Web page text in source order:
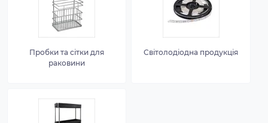
Пробки та сітки для
раковини
Світолодіодна продукція